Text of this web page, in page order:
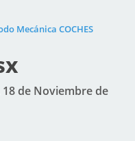
Mecánica COCHES
de Noviembre de